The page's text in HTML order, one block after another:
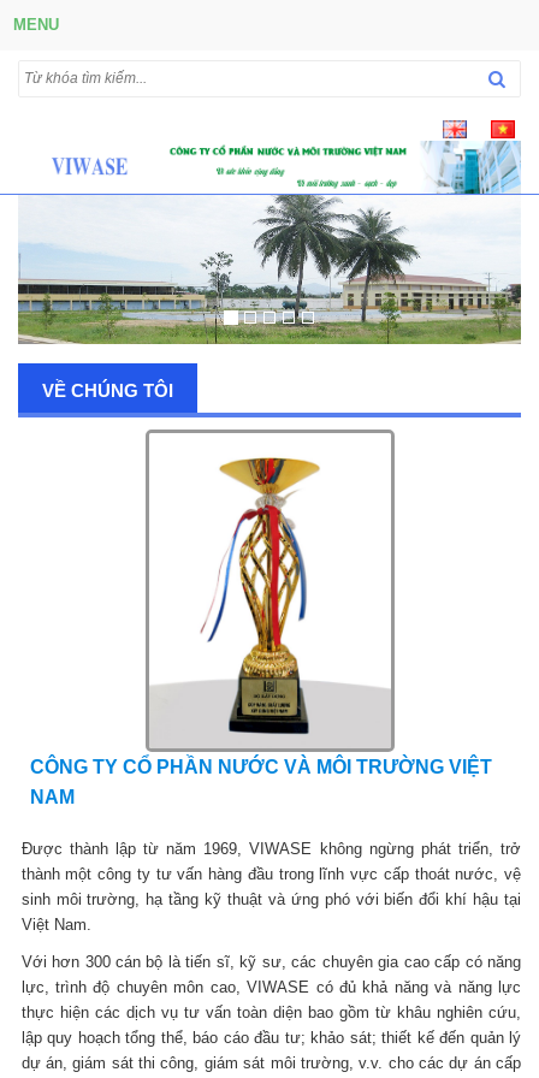
MENU
VỀ CHÚNG TÔI
CÔNG TY CỔ PHẦN NƯỚC VÀ MÔI TRƯỜNG VIỆT
NAM
Được thành lập từ năm 1969, VIWASE không ngừng phát triển, trở
thành một công ty tư vấn hàng đầu trong lĩnh vực cấp thoát nước, vệ
sinh môi trường, hạ tầng kỹ thuật và ứng phó với biến đổi khí hậu tại
Việt Nam.
Với hơn 300 cán bộ là tiến sĩ, kỹ sư, các chuyên gia cao cấp có năng
lực, trình độ chuyên môn cao, VIWASE có đủ khả năng và năng lực
thực hiện các dịch vụ tư vấn toàn diện bao gồm từ khâu nghiên cứu,
lập quy hoạch tổng thể, báo cáo đầu tư; khảo sát; thiết kế đến quản lý
dự án, giám sát thi công, giám sát môi trường, v.v. cho các dự án cấp